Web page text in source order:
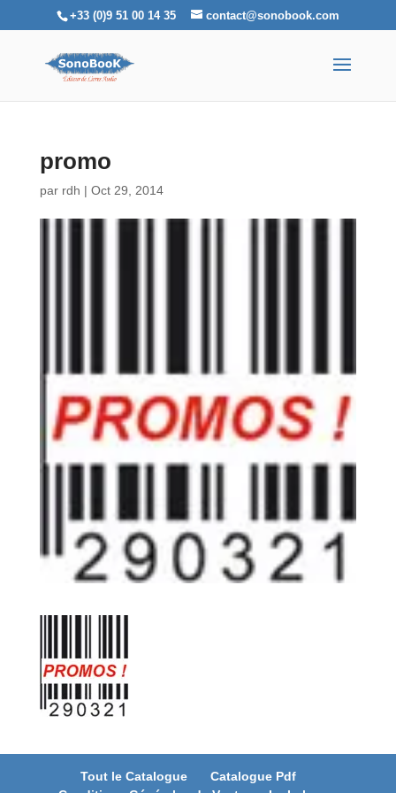
+33 (0)9 51 00 14 35 contact@sonobook.com
promo
par rdh | Oct 29, 2014
Tout le Catalogue
Catalogue Pdf